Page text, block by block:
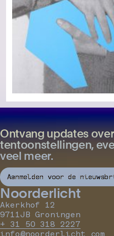
Ontvang updates
tentoonstellingen,
veel meer.
Aanmelden voor de
Noorderlicht
Akerkhof 12
9711JB Groningen
+ 31 50 318 2227
info@noorderlicht.com